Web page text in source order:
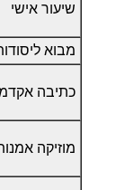
שיעור אישי
מבוא
כתיבה
מוזיקה